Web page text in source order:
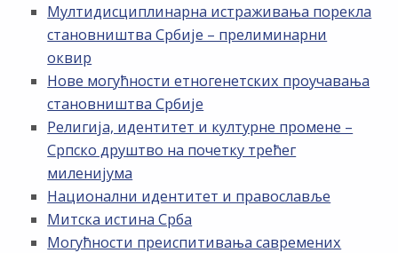
Мултидисциплинарна истраживања порекла
становништва Србије – прелиминарни
оквир
Нове могућности етногенетских проучавања
становништва Србије
Религија, идентитет и културне промене –
Српско друштво на почетку трећег
миленијума
Национални идентитет и православље
Митска истина Срба
Могућности преиспитивања савремених